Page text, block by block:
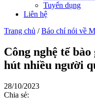
Tuyển dụng
Liên hệ
Trang chủ /Báo chí nói về
Công nghệ tế
hút nhiều người
28/10/2023
Chia sẻ: